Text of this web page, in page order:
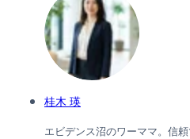
桂木 瑛
エビデンス沼のワーママ。信